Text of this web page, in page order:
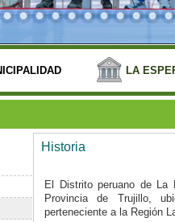
LA
Historia
El Distrito peruano de
Provincia de Trujillo,
perteneciente a la Región